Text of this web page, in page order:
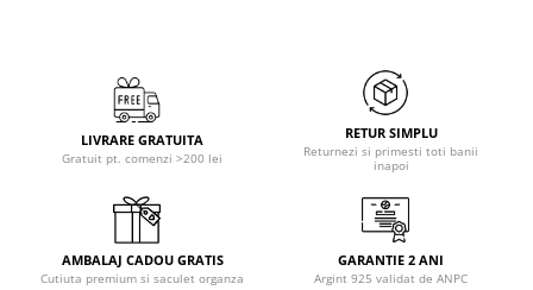
LIVRARE GRATUITA
Gratuit pt. comenzi >200 lei
RETUR SIMPLU
Returnezi si primesti toti banii
inapoi
AMBALAJ CADOU GRATIS
Cutiuta premium si saculet organza
GARANTIE 2 ANI
Argint 925 validat de ANPC